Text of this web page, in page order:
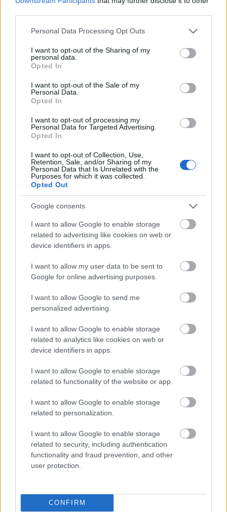
Please note that this website/app uses one or more Google
not limited to your visit or usage behaviour. You may click to
grant or deny consent to Google and its third-party tags to
use your data for below specified purposes in below Google
consent section.
Personal Data Processing Opt Outs
I want to opt-out of the Sharing of my
personal data.
Opted In
I want to opt-out of the Sale of my
Personal Data.
Opted In
I want to opt-out of processing my
Personal Data for Targeted Advertising.
Opted In
I want to opt-out of Collection, Use,
Retention, Sale, and/or Sharing of my
Personal Data that Is Unrelated with the
Purposes for which it was collected.
Opted Out
Google consents
I want to allow Google to enable storage
related to advertising like cookies on web or
device identifiers in apps.
I want to allow my user data to be sent to
Google for online advertising purposes.
I want to allow Google to send me
personalized advertising.
I want to allow Google to enable storage
related to analytics like cookies on web or
device identifiers in apps.
I want to allow Google to enable storage
related to functionality of the website or app.
I want to allow Google to enable storage
related to personalization.
I want to allow Google to enable storage
related to security, including authentication
functionality and fraud prevention, and other
user protection.
CONFIRM
műemlékfelújítás
megújul a tatai Angolkert
A projekt részeként megújulnak a területen található
műemlékek, köztük a különleges Műromok, valamint a közeli
Várkanyarban álló Nepomuki Szent János híd és szobor is.
M1 bővítés: már zajlik a teljesen új
Bicske Kelet csomópont építése
Új gyalogosátkelők és jelzőlámpás
csomópont épül Angyalföldön
Másfélszeresére bővítik
iskoláját
Látványos építési szakasz indult be a
Flórián téri felüljárón